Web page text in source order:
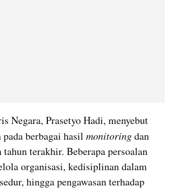
Negara, Prasetyo Hadi, menyebut
berbagai hasil monitoring dan
terakhir. Beberapa persoalan
organisasi, kedisiplinan dalam
hingga pengawasan terhadap